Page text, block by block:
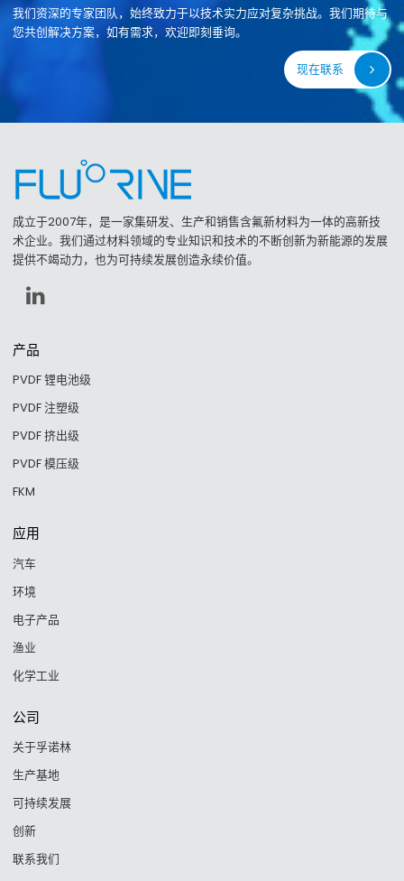
我们资深的专家团队，始终致力于以技术实力应对复杂挑战。我们期待与
您共创解决方案，如有需求，欢迎即刻垂询。
现在联系
成立于2007年，是一家集研发、生产和销售含氟新材料为一体的高新技
术企业。我们通过材料领域的专业知识和技术的不断创新为新能源的发展
提供不竭动力，也为可持续发展创造永续价值。
产品
PVDF 锂电池级
PVDF 注塑级
PVDF 挤出级
PVDF 模压级
FKM
应用
汽车
环境
电子产品
渔业
化学工业
公司
关于孚诺林
生产基地
可持续发展
创新
联系我们